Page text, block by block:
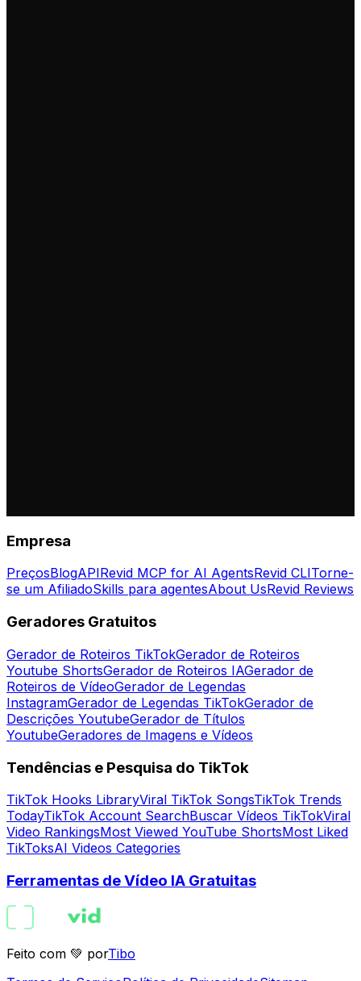
Empresa
PreçosBlogAPIRevid MCP for AI AgentsRevid CLITorne-
se um AfiliadoSkills para agentesAbout UsRevid Reviews
Geradores Gratuitos
Gerador de Roteiros TikTokGerador de Roteiros
Youtube ShortsGerador de Roteiros IAGerador de
Roteiros de VídeoGerador de Legendas
InstagramGerador de Legendas TikTokGerador de
Descrições YoutubeGerador de Títulos
YoutubeGeradores de Imagens e Vídeos
Tendências e Pesquisa do TikTok
TikTok Hooks LibraryViral TikTok SongsTikTok Trends
TodayTikTok Account SearchBuscar Vídeos TikTokViral
Video RankingsMost Viewed YouTube ShortsMost Liked
TikToksAI Videos Categories
Ferramentas de Vídeo IA Gratuitas
Feito com 💚 porTibo